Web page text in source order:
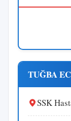
TUĞBA
SSK